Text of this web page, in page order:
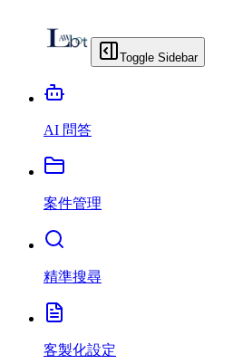
Toggle Sidebar
AI 問答
案件管理
精準搜尋
客製化設定